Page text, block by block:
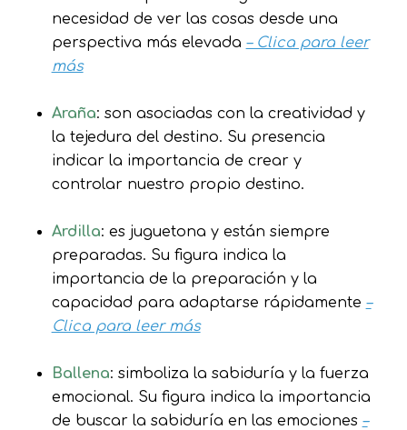
necesidad de ver las cosas desde una
perspectiva más elevada – Clica para leer
más
Araña: son asociadas con la creatividad y
la tejedura del destino. Su presencia
indicar la importancia de crear y
controlar nuestro propio destino.
Ardilla: es juguetona y están siempre
preparadas. Su figura indica la
importancia de la preparación y la
capacidad para adaptarse rápidamente –
Clica para leer más
Ballena: simboliza la sabiduría y la fuerza
emocional. Su figura indica la importancia
de buscar la sabiduría en las emociones –